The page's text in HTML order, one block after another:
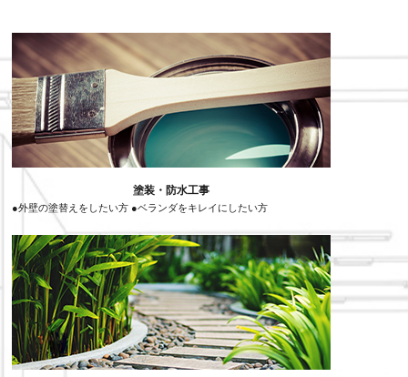
塗装・防水工事
●外壁の塗替えをしたい方 ●ベランダをキレイにしたい方